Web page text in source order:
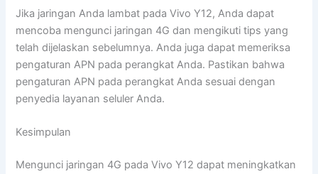
Jika jaringan Anda lambat pada Vivo Y12, Anda dapat
mencoba mengunci jaringan 4G dan mengikuti tips yang
telah dijelaskan sebelumnya. Anda juga dapat memeriksa
pengaturan APN pada perangkat Anda. Pastikan bahwa
pengaturan APN pada perangkat Anda sesuai dengan
penyedia layanan seluler Anda.
Kesimpulan
Mengunci jaringan 4G pada Vivo Y12 dapat meningkatkan